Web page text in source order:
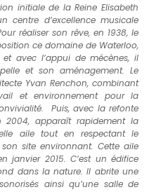
initiale de la Reine Elisabeth
d’excellence musicale
réaliser son rêve, en 1938, le
ce domaine de Waterloo,
avec l’appui de mécènes, il
et son aménagement. Le
Yvan Renchon, combinant
et environnement pour la
Puis, avec la refonte
apparaît rapidement la
aile tout en respectant le
site environnant. Cette aile
janvier 2015. C’est un édifice
dans la nature. Il abrite une
ainsi qu’une salle de